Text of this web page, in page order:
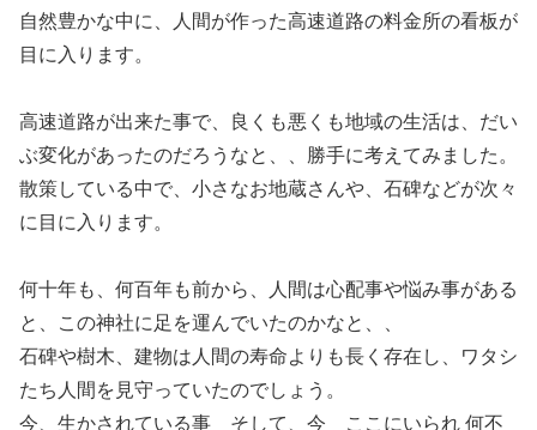
自然豊かな中に、人間が作った高速道路の料金所の看板が
目に入ります。
高速道路が出来た事で、良くも悪くも地域の生活は、だい
ぶ変化があったのだろうなと、、勝手に考えてみました。
散策している中で、小さなお地蔵さんや、石碑などが次々
に目に入ります。
何十年も、何百年も前から、人間は心配事や悩み事がある
と、この神社に足を運んでいたのかなと、、
石碑や樹木、建物は人間の寿命よりも長く存在し、ワタシ
たち人間を見守っていたのでしょう。
今、生かされている事 そして、今 ここにいられ 何不